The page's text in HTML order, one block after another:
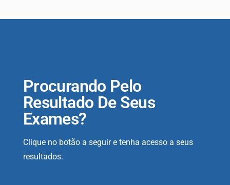
Procurando Pelo
Resultado De Seus
Exames?
Clique no botão a seguir e tenha acesso a seus
resultados.